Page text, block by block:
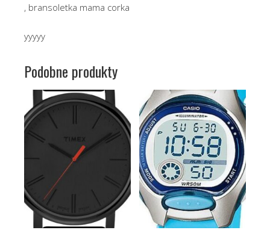
, bransoletka mama corka
yyyyy
Podobne produkty